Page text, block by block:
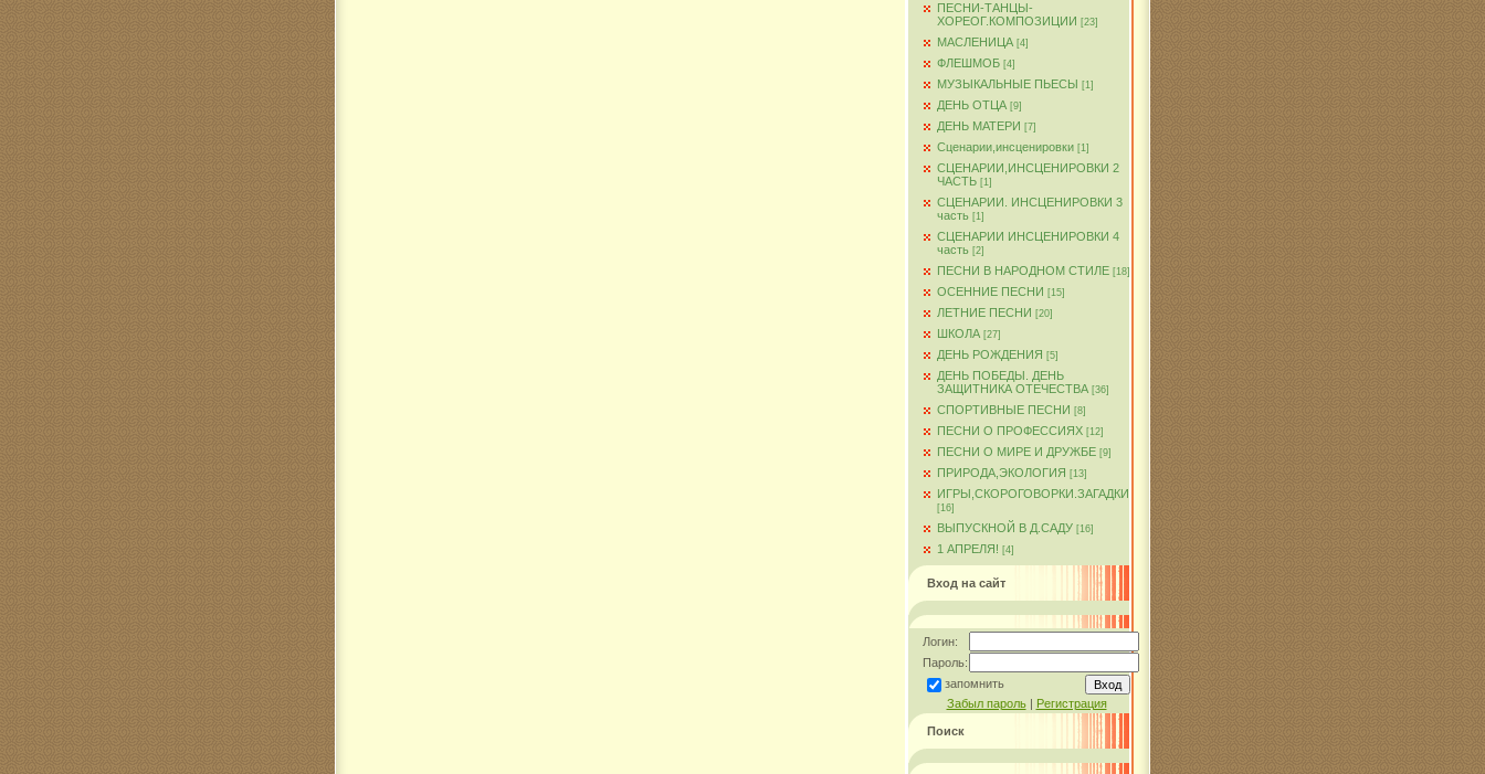
ПЕСНИ-ТАНЦЫ-
ХОРЕОГ.КОМПОЗИЦИИ [23]
МАСЛЕНИЦА [4]
ФЛЕШМОБ [4]
МУЗЫКАЛЬНЫЕ ПЬЕСЫ [1]
ДЕНЬ ОТЦА [9]
ДЕНЬ МАТЕРИ [7]
Сценарии,инсценировки [1]
СЦЕНАРИИ,ИНСЦЕНИРОВКИ 2
ЧАСТЬ [1]
СЦЕНАРИИ. ИНСЦЕНИРОВКИ 3
часть [1]
СЦЕНАРИИ ИНСЦЕНИРОВКИ 4
часть [2]
ПЕСНИ В НАРОДНОМ СТИЛЕ [18]
ОСЕННИЕ ПЕСНИ [15]
ЛЕТНИЕ ПЕСНИ [20]
ШКОЛА [27]
ДЕНЬ РОЖДЕНИЯ [5]
ДЕНЬ ПОБЕДЫ. ДЕНЬ
ЗАЩИТНИКА ОТЕЧЕСТВА [36]
СПОРТИВНЫЕ ПЕСНИ [8]
ПЕСНИ О ПРОФЕССИЯХ [12]
ПЕСНИ О МИРЕ И ДРУЖБЕ [9]
ПРИРОДА,ЭКОЛОГИЯ [13]
ИГРЫ,СКОРОГОВОРКИ.ЗАГАДКИ
[16]
ВЫПУСКНОЙ В Д.САДУ [16]
1 АПРЕЛЯ! [4]
Вход на сайт
Логин:
Пароль:
запомнить
Забыл пароль| Регистрация
Поиск